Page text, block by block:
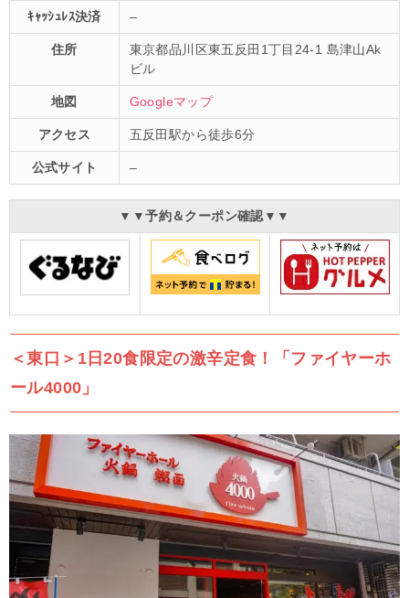
ｷｬｯｼｭﾚｽ決済 –
住所
東京都品川区東五反田1丁目24-1 島津山Ak
ビル
地図 Googleマップ
アクセス 五反田駅から徒歩6分
公式サイト –
▼▼予約＆クーポン確認▼▼
＜東口＞1日20食限定の激辛定食！「ファイヤーホ
ール4000」